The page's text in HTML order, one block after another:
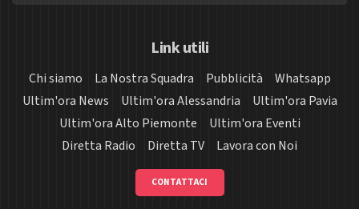
Link utili
Chi siamo La Nostra Squadra Pubblicità
Whatsapp
Ultim'ora News
Ultim'ora Alessandria
Ultim'ora Pavia
Ultim'ora Alto Piemonte
Ultim'ora Eventi
Diretta Radio
Diretta TV Lavora con Noi
CONTATTACI